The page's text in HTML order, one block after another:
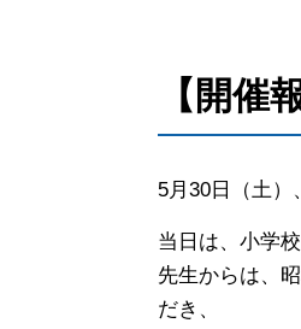
【開催
5月30日（土）
当日は、小学
先生からは、
だき、